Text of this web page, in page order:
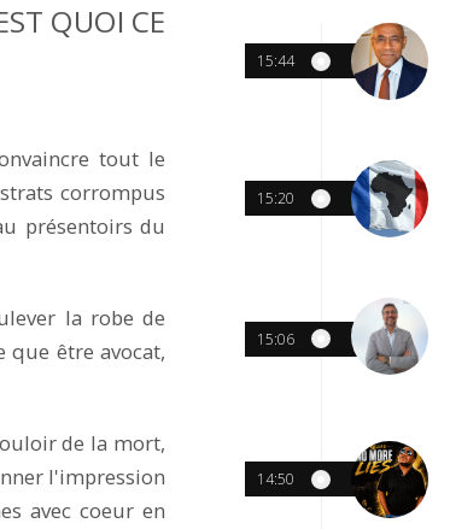
QUOI CE
tout le
corrompus
présentoirs du
la robe de
que être avocat,
de la mort,
l'impression
avec coeur en
15:44
15:20
15:06
14:50